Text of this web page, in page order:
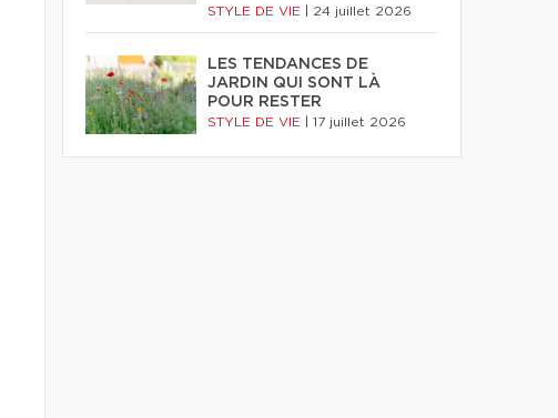
STYLE DE VIE 24 juillet 2026
LES TENDANCES DE
JARDIN QUI SONT LÀ
POUR RESTER
STYLE DE VIE 17 juillet 2026